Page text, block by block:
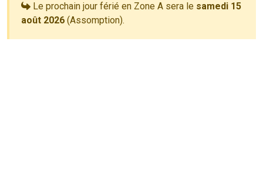
Le prochain jour férié en Zone A sera le samedi 15
août 2026 (Assomption).